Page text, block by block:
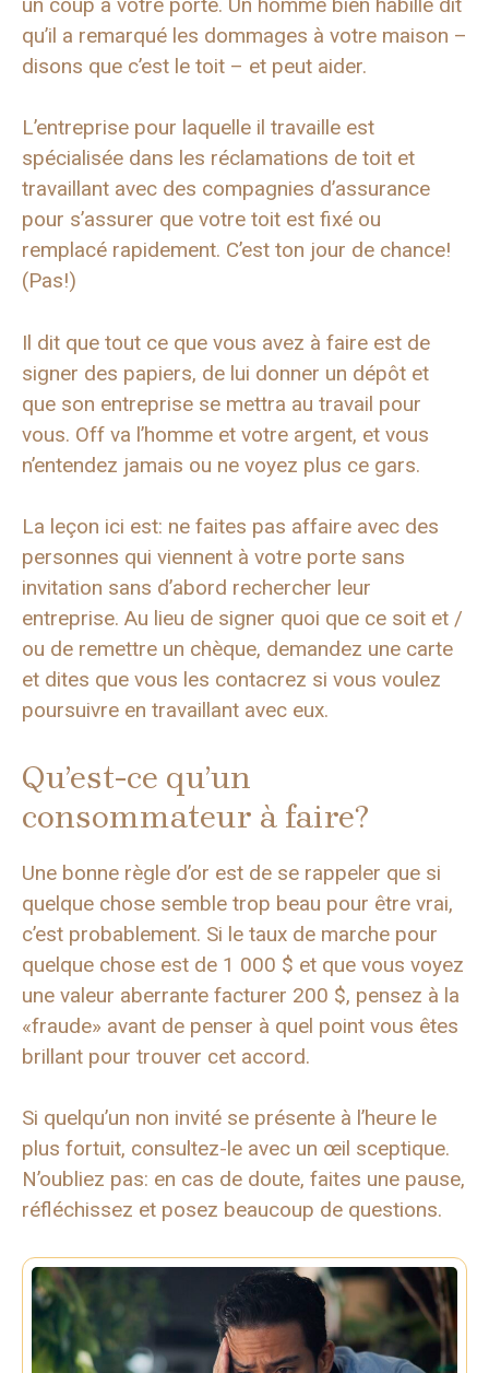
qu’il a remarqué les dommages à votre maison –
disons que c’est le toit – et peut aider.
L’entreprise pour laquelle il travaille est
spécialisée dans les réclamations de toit et
travaillant avec des compagnies d’assurance
pour s’assurer que votre toit est fixé ou
remplacé rapidement. C’est ton jour de chance!
(Pas!)
Il dit que tout ce que vous avez à faire est de
signer des papiers, de lui donner un dépôt et
que son entreprise se mettra au travail pour
vous. Off va l’homme et votre argent, et vous
n’entendez jamais ou ne voyez plus ce gars.
La leçon ici est: ne faites pas affaire avec des
personnes qui viennent à votre porte sans
invitation sans d’abord rechercher leur
entreprise. Au lieu de signer quoi que ce soit et /
ou de remettre un chèque, demandez une carte
et dites que vous les contacrez si vous voulez
poursuivre en travaillant avec eux.
Qu’est-ce qu’un
consommateur à faire?
Une bonne règle d’or est de se rappeler que si
quelque chose semble trop beau pour être vrai,
c’est probablement. Si le taux de marche pour
quelque chose est de 1 000 $ et que vous voyez
une valeur aberrante facturer 200 $, pensez à la
«fraude» avant de penser à quel point vous êtes
brillant pour trouver cet accord.
Si quelqu’un non invité se présente à l’heure le
plus fortuit, consultez-le avec un œil sceptique.
N’oubliez pas: en cas de doute, faites une pause,
réfléchissez et posez beaucoup de questions.